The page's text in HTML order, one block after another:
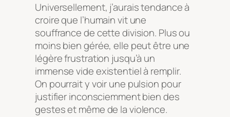
Universellement, j’aurais tendance à
croire que l’humain vit une
souffrance de cette division. Plus ou
moins bien gérée, elle peut être une
légère frustration jusqu’à un
immense vide existentiel à remplir.
On pourrait y voir une pulsion pour
justifier inconsciemment bien des
gestes et même de la violence.